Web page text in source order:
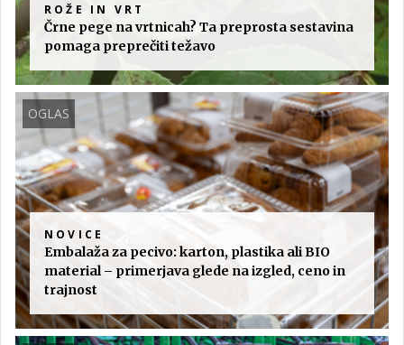
ROŽE IN VRT
Črne pege na vrtnicah? Ta preprosta sestavina
pomaga preprečiti težavo
OGLAS
NOVICE
Embalaža za pecivo: karton, plastika ali BIO
material – primerjava glede na izgled, ceno in
trajnost